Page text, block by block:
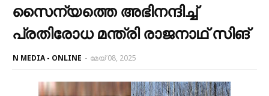
സൈന്യത്തെ അഭിനന്ദിച്ച്
പ്രതിരോധ മന്ത്രി രാജനാഥ് സിങ്
N MEDIA - ONLINE - മേയ് 08, 2025